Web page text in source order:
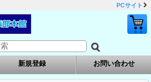
PCサイト
新規登録 お問い合わせ